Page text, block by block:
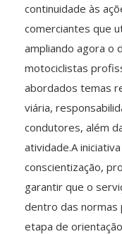
continuidade às
comerciantes que
ampliando agora o
motociclistas
abordados temas
viária,
condutores, além
atividade.A
conscientização,
garantir que o
dentro das normas
etapa de